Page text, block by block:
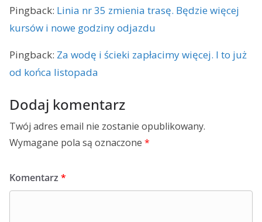
Pingback: Linia nr 35 zmienia trasę. Będzie więcej
kursów i nowe godziny odjazdu
Pingback: Za wodę i ścieki zapłacimy więcej. I to już
od końca listopada
Dodaj komentarz
Twój adres email nie zostanie opublikowany.
Wymagane pola są oznaczone *
Komentarz *